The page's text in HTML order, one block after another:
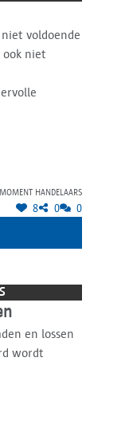
voldoende
ook niet
handelaars
8 0 0
en lossen
wordt